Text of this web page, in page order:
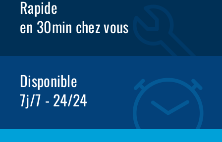
Rapide
en 30min chez vous
Disponible
7j/7 - 24/24